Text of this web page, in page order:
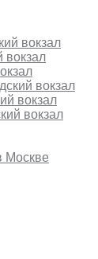
вокзал
вокзал
вокзал
вокзал
вокзал
Москве